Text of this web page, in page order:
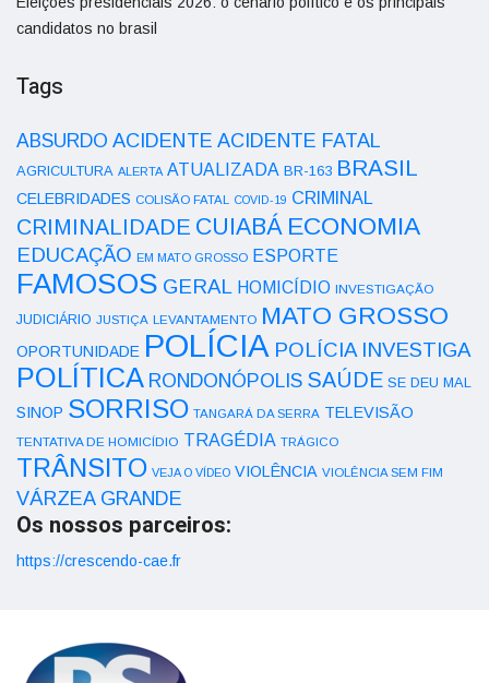
candidatos no brasil
Tags
ABSURDO ACIDENTE ACIDENTE FATAL
AGRICULTURA ALERTA ATUALIZADA BR-163 BRASIL
CELEBRIDADES COLISÃO FATAL COVID-19 CRIMINAL
CRIMINALIDADE CUIABÁ ECONOMIA
EDUCAÇÃO EM MATO GROSSO ESPORTE
FAMOSOS GERAL HOMICÍDIO INVESTIGAÇÃO
JUDICIÁRIO JUSTIÇA LEVANTAMENTO MATO GROSSO
OPORTUNIDADE POLÍCIA POLÍCIA INVESTIGA
POLÍTICA RONDONÓPOLIS SAÚDE SE DEU MAL
SINOP SORRISO TANGARÁ DA SERRA TELEVISÃO
TENTATIVA DE HOMICÍDIO TRAGÉDIA TRÁGICO
TRÂNSITO VEJA O VÍDEO VIOLÊNCIA VIOLÊNCIA SEM FIM
VÁRZEA GRANDE
Os nossos parceiros:
https://crescendo-cae.fr